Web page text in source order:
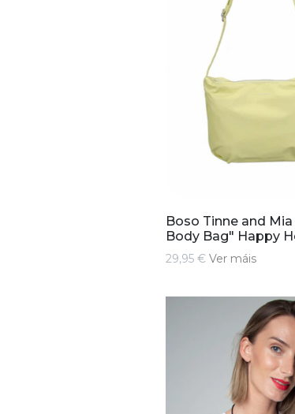
Boso Tinne and
Body Bag" Happy
29,95 € Ver máis